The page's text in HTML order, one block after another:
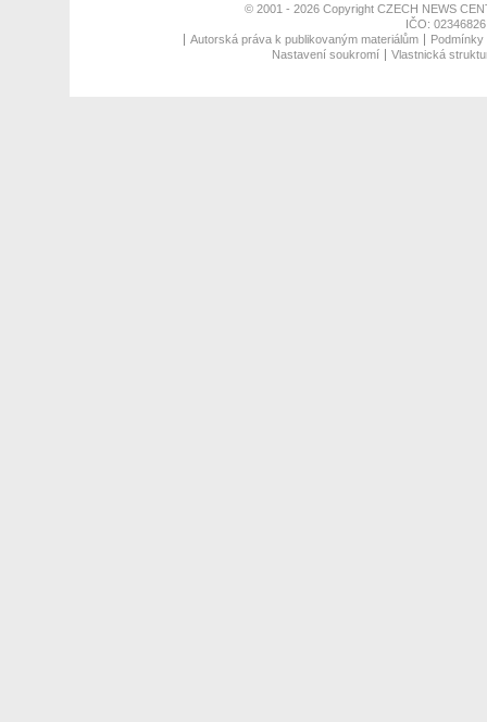
© 2001 - 2026 Copyright CZECH NEWS
IČO:
Autorská práva k publikovaným materiálům
Nastavení soukromí
Vlastnická